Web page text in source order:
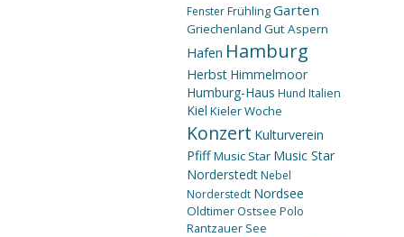
FensterFrühlingGarten
Griechenland Gut Aspern
Hafen Hamburg
Herbst Himmelmoor
Humburg-Haus Hund Italien
Kiel Kieler Woche
Konzert Kulturverein
PfiffMusic Star Music Star
Norderstedt Nebel
Norderstedt Nordsee
OldtimerOstsee Polo
Rantzauer See